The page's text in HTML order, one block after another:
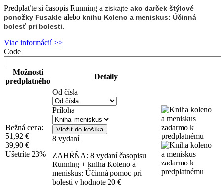
Predplaťte si časopis Running a získajte ako darček štýlové
ponožky Fusakle alebo knihu Koleno a meniskus: Účinná
bolesť pri bolesti.
Viac informácií>>
Code
Možnosti
predplatného
Detaily
Bežná cena:
51,92 €
39,90 €
Ušetríte 23%
Od čísla
Príloha
Vložiť do košíka
8 vydaní
ZAHŔŇA: 8 vydaní časopisu
Running + kniha Koleno a
meniskus: Účinná pomoc pri
bolesti v hodnote 20 €